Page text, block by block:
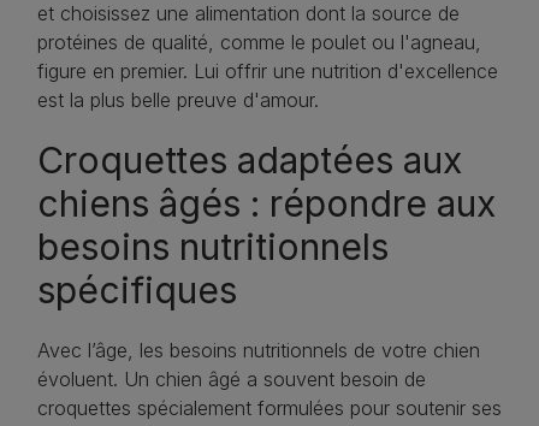
et choisissez une alimentation dont la source de
protéines de qualité, comme le poulet ou l'agneau,
figure en premier. Lui offrir une nutrition d'excellence
est la plus belle preuve d'amour.
Croquettes adaptées aux
chiens âgés : répondre aux
besoins nutritionnels
spécifiques
Avec l’âge, les besoins nutritionnels de votre chien
évoluent. Un chien âgé a souvent besoin de
croquettes spécialement formulées pour soutenir ses